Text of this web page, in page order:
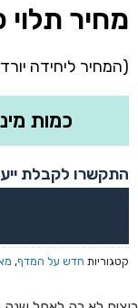
מחיר תלוי
(המחיר ליחידה
כמות
התקשרו לקבלת ייעוץ: 03-
קטגוריות חדש על המדף,